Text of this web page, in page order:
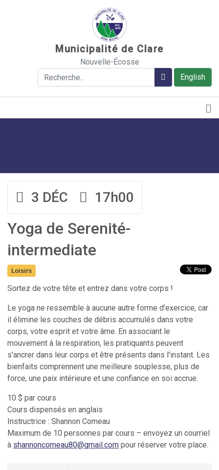
Municipalité de Clare
Nouvelle-Écosse
English
Rechercher Rechercher
3 DÉC 17h00
Yoga de Serenité-
intermediate
Loisirs
Sortez de votre tête et entrez dans votre corps !
Le yoga ne ressemble à aucune autre forme d'exercice, car
il élimine les couches de débris accumulés dans votre
corps, votre esprit et votre âme. En associant le
mouvement à la respiration, les pratiquants peuvent
s'ancrer dans leur corps et être présents dans l'instant. Les
bienfaits comprennent une meilleure souplesse, plus de
force, une paix intérieure et une confiance en soi accrue.
10 $ par cours
Cours dispensés en anglais
Instructrice : Shannon Comeau
Maximum de 10 personnes par cours – envoyez un courriel
à shannoncomeau80@gmail.com pour réserver votre place.